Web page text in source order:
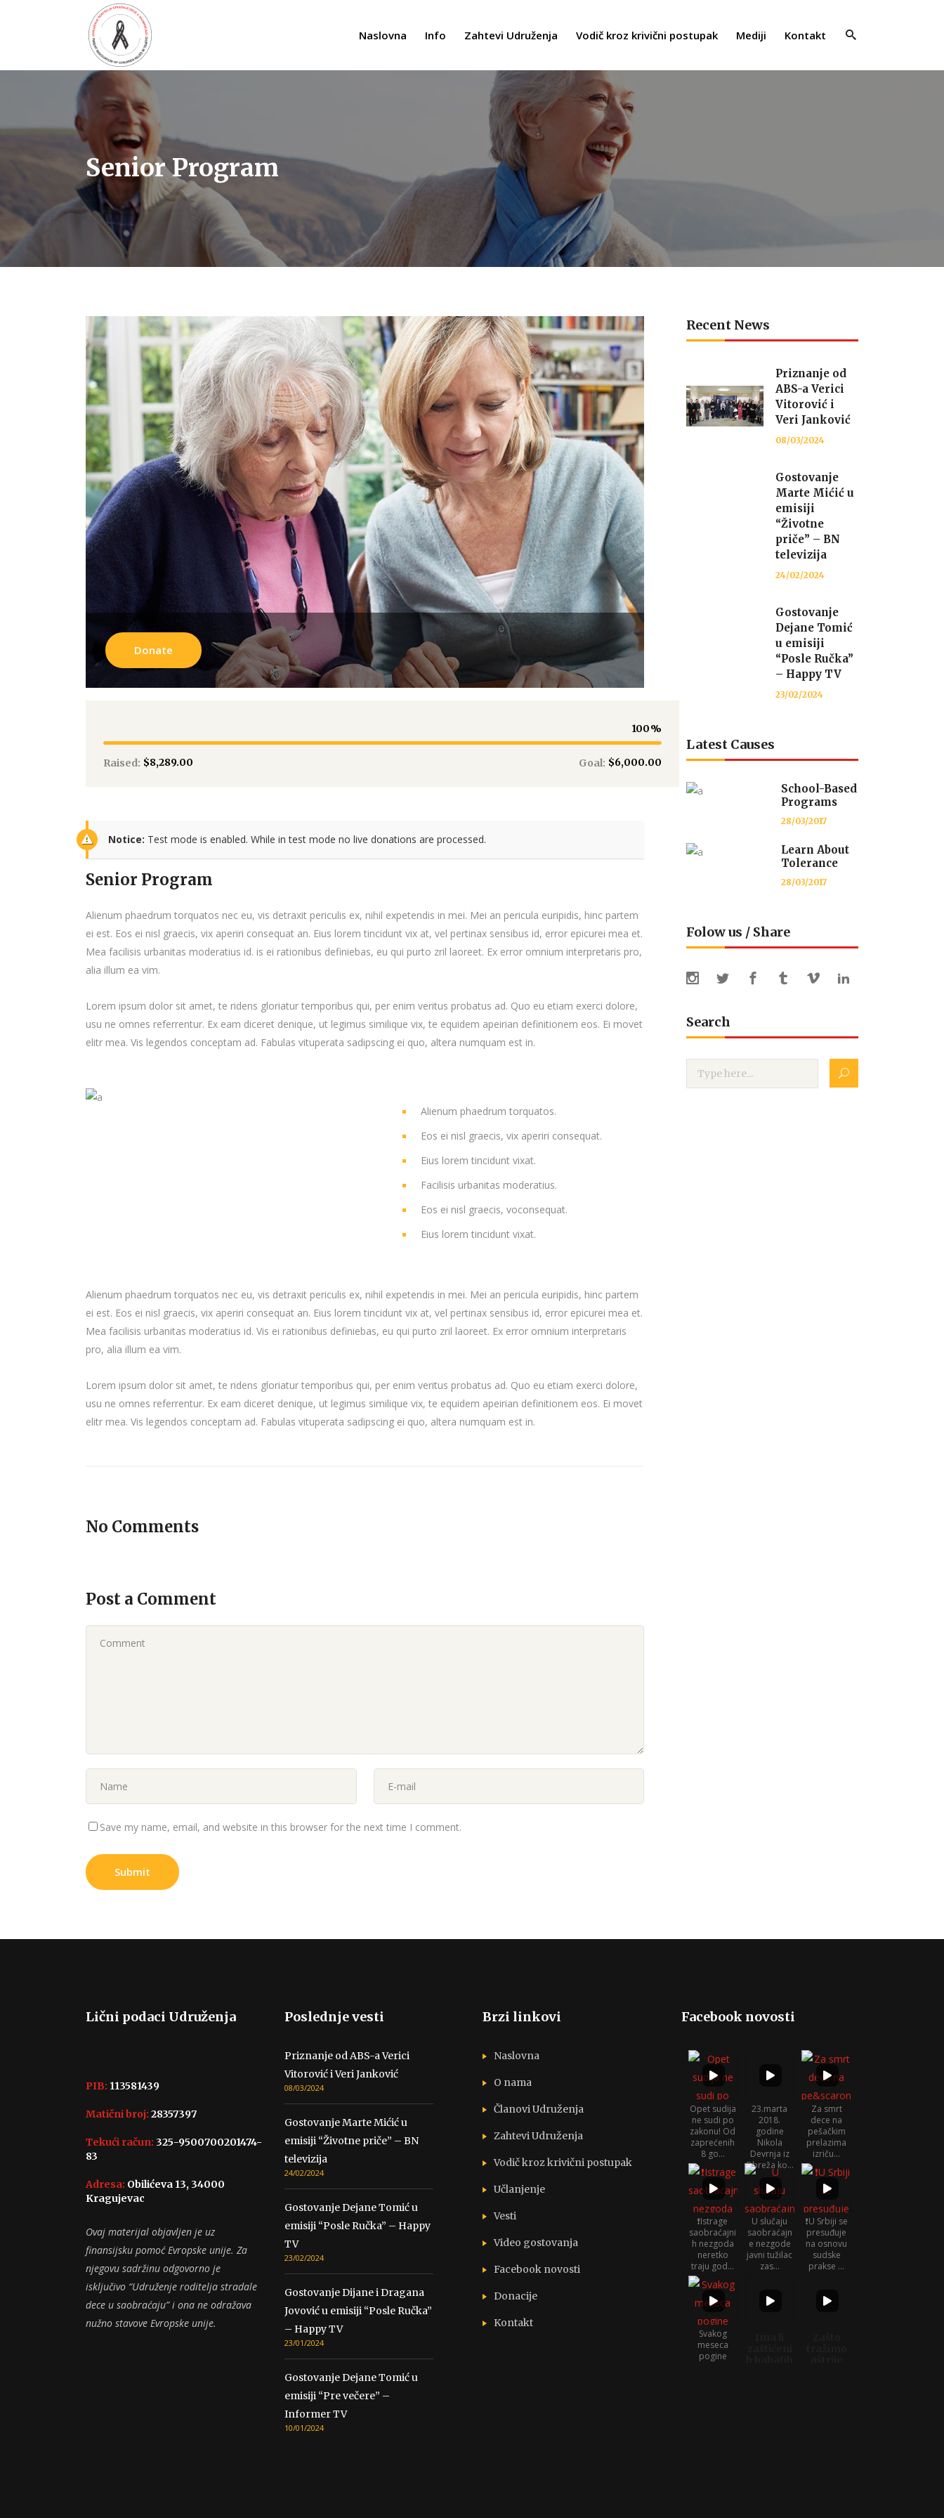
Naslovna Info Zahtevi Udruženja Vodič kroz krivični postupak Mediji Kontakt
Senior Program
Donate
100
Raised: $8,289.00 Goal: $6,000.00
Notice: Test mode is enabled. While in test mode no live donations are processed.
Senior Program
Alienum phaedrum torquatos nec eu, vis detraxit periculis ex, nihil expetendis in mei. Mei an pericula euripidis, hinc partem
ei est. Eos ei nisl graecis, vix aperiri consequat an. Eius lorem tincidunt vix at, vel pertinax sensibus id, error epicurei mea et.
Mea facilisis urbanitas moderatius id. is ei rationibus definiebas, eu qui purto zril laoreet. Ex error omnium interpretaris pro,
alia illum ea vim.
Lorem ipsum dolor sit amet, te ridens gloriatur temporibus qui, per enim veritus probatus ad. Quo eu etiam exerci dolore,
usu ne omnes referrentur. Ex eam diceret denique, ut legimus similique vix, te equidem apeirian definitionem eos. Ei movet
elitr mea. Vis legendos conceptam ad. Fabulas vituperata sadipscing ei quo, altera numquam est in.
Alienum phaedrum torquatos.
Eos ei nisl graecis, vix aperiri consequat.
Eius lorem tincidunt vixat.
Facilisis urbanitas moderatius.
Eos ei nisl graecis, voconsequat.
Eius lorem tincidunt vixat.
Alienum phaedrum torquatos nec eu, vis detraxit periculis ex, nihil expetendis in mei. Mei an pericula euripidis, hinc partem
ei est. Eos ei nisl graecis, vix aperiri consequat an. Eius lorem tincidunt vix at, vel pertinax sensibus id, error epicurei mea et.
Mea facilisis urbanitas moderatius id. Vis ei rationibus definiebas, eu qui purto zril laoreet. Ex error omnium interpretaris
pro, alia illum ea vim.
Lorem ipsum dolor sit amet, te ridens gloriatur temporibus qui, per enim veritus probatus ad. Quo eu etiam exerci dolore,
usu ne omnes referrentur. Ex eam diceret denique, ut legimus similique vix, te equidem apeirian definitionem eos. Ei movet
elitr mea. Vis legendos conceptam ad. Fabulas vituperata sadipscing ei quo, altera numquam est in.
No Comments
Post a Comment
Save my name, email, and website in this browser for the next time I comment.
Recent News
Priznanje od
ABS-a Verici
Vitorović i
Veri Janković
08/03/2024
Gostovanje
Marte Mićić u
emisiji
“Životne
priče” – BN
televizija
24/02/2024
Gostovanje
Dejane Tomić
u emisiji
“Posle Ručka”
– Happy TV
23/02/2024
Latest Causes
School-Based
Programs
28/03/2017
Learn About
Tolerance
28/03/2017
Folow us / Share
Search
Lični podaci Udruženja
PIB: 113581439
Matični broj: 28357397
Tekući račun: 325-9500700201474-
83
Adresa: Obilićeva 13, 34000
Kragujevac
Ovaj materijal objavljen je uz
finansijsku pomoć Evropske unije. Za
njegovu sadržinu odgovorno je
isključivo “Udruženje roditelja stradale
dece u saobraćaju” i ona ne odražava
nužno stavove Evropske unije.
Poslednje vesti
Priznanje od ABS-a Verici
Vitorović i Veri Janković
08/03/2024
Gostovanje Marte Mićić u
emisiji “Životne priče” – BN
televizija
24/02/2024
Gostovanje Dejane Tomić u
emisiji “Posle Ručka” – Happy
TV
23/02/2024
Gostovanje Dijane i Dragana
Jovović u emisiji “Posle Ručka”
– Happy TV
23/01/2024
Gostovanje Dejane Tomić u
emisiji “Pre večere” –
Informer TV
10/01/2024
Brzi linkovi
Naslovna
O nama
Članovi Udruženja
Zahtevi Udruženja
Vodič kroz krivični postupak
Učlanjenje
Vesti
Video gostovanja
Facebook novosti
Donacije
Kontakt
Facebook novosti
Opet sudija
ne sudi po
zakonu! Od
zaprećenih
8 go...
23.marta
2018.
godine
Nikola
Devrnja iz
Obreža ko...
Za smrt
dece na
pešačkim
prelazima
izriču...
❗Istrage
saobraćajni
h nezgoda
neretko
traju god...
U slučaju
saobraćajn
e nezgode
javni tužilac
zas...
❗U Srbiji se
presuđuje
na osnovu
sudske
prakse ...
Svakog
meseca
pogine